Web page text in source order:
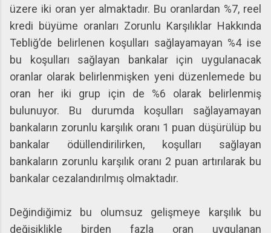
üzere iki oran yer almaktadır. Bu oranlardan %7, reel
kredi büyüme oranları Zorunlu Karşılıklar Hakkında
Tebliğ’de belirlenen koşulları sağlayamayan %4 ise
bu koşulları sağlayan bankalar için uygulanacak
oranlar olarak belirlenmişken yeni düzenlemede bu
oran her iki grup için de %6 olarak belirlenmiş
bulunuyor. Bu durumda koşulları sağlayamayan
bankaların zorunlu karşılık oranı 1 puan düşürülüp bu
bankalar ödüllendirilirken, koşulları sağlayan
bankaların zorunlu karşılık oranı 2 puan artırılarak bu
bankalar cezalandırılmış olmaktadır.
Değindiğimiz bu olumsuz gelişmeye karşılık bu
değişiklikle birden fazla oran uygulanan